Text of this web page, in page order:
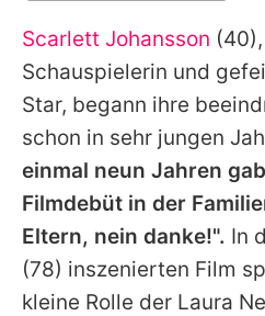
Alle Themen
App
Redaktionelle
Scarlett Johansson
Schauspielerin und
Star, begann ihre
schon in sehr jungen
einmal neun Jahren
Filmdebüt in der
Eltern, nein danke!". In
(78) inszenierten Film
kleine Rolle der Laura